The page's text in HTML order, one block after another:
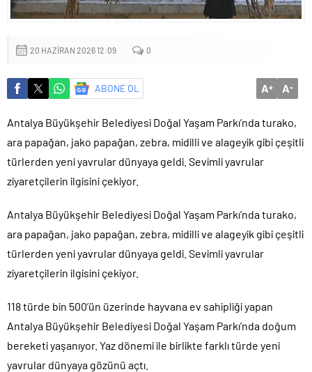
mu?
20 HAZIRAN 2026 12:09 0
ABONE OL A+ A-
Antalya Büyükşehir Belediyesi Doğal Yaşam Parkı’nda turako,
ara papağan, jako papağan, zebra, midilli ve alageyik gibi çeşitli
türlerden yeni yavrular dünyaya geldi. Sevimli yavrular
ziyaretçilerin ilgisini çekiyor.
Antalya Büyükşehir Belediyesi Doğal Yaşam Parkı’nda turako,
ara papağan, jako papağan, zebra, midilli ve alageyik gibi çeşitli
türlerden yeni yavrular dünyaya geldi. Sevimli yavrular
ziyaretçilerin ilgisini çekiyor.
118 türde bin 500’ün üzerinde hayvana ev sahipliği yapan
Antalya Büyükşehir Belediyesi Doğal Yaşam Parkı’nda doğum
bereketi yaşanıyor. Yaz dönemi ile birlikte farklı türde yeni
yavrular dünyaya gözünü açtı.